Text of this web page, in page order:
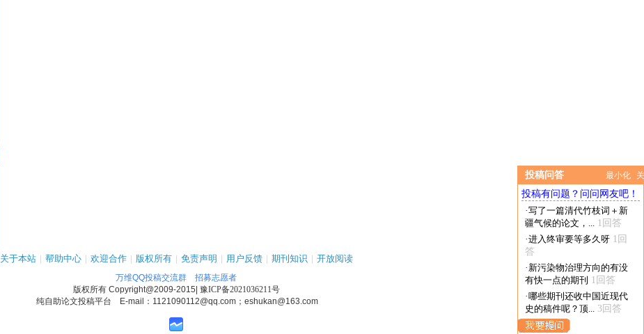
投稿问答 最小化
投稿有问题？问问网友吧！
·写了一篇清代竹枝词＋新
疆气候的论文，... 1回答
·进入终审要等多久呀 1回
答
· 新污染物治理方向的有没
有快一点的期刊 1回答
·哪些期刊还收中国近现代
史的稿件呢？顶... 3回答
关于本站 | 帮助中心 | 欢迎合作 | 版权所有 | 免责声明 | 用户反馈 | 期刊知识 | 开放阅读
万维QQ投稿交流群
招募志愿者
版权所有 Copyright@2009-2015 豫ICP备2021036211号
纯自助论文投稿平台 E-mail：1121090112@qq.com；eshukan@163.com